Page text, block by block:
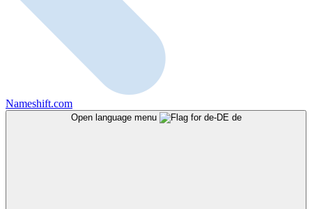
Nameshift.com
Open language menu de